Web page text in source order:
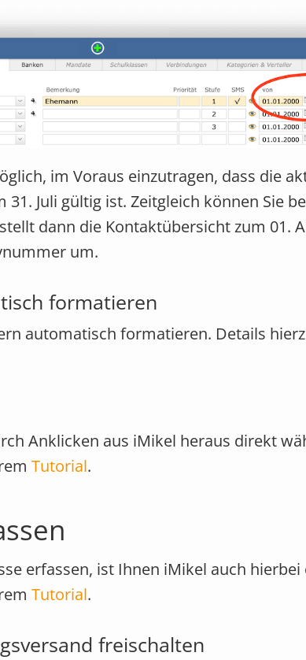
im Voraus einzutragen, dass die
Juli gültig ist. Zeitgleich können Sie
dann die Kontaktübersicht zum 01.
um.
formatieren
automatisch formatieren. Details
Anklicken aus iMikel heraus direkt
Tutorial.
erfassen, ist Ihnen iMikel auch
Tutorial.
freischalten